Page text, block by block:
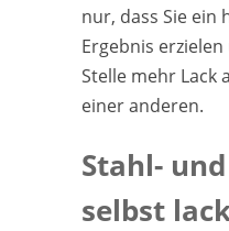
nur, dass Sie ein
Ergebnis
Stelle mehr Lack
einer anderen.
Stahl-
selbst